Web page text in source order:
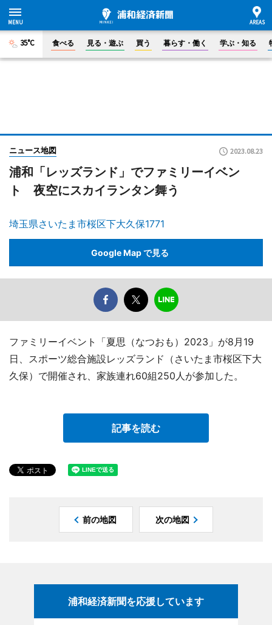
35°C 食べる 見る・遊ぶ 買う 暮らす・働く 学ぶ・知る
ニュース地図 2023.08.23
浦和「レッズランド」でファミリーイベン
ト 夜空にスカイランタン舞う
埼玉県さいたま市桜区下大久保1771
Google Map で見る
ファミリーイベント「夏思（なつおも）2023」が8月19
日、スポーツ総合施設レッズランド（さいたま市桜区下大
久保）で開催され、家族連れ60組250人が参加した。
記事を読む
前の地図 次の地図
浦和経済新聞を応援しています